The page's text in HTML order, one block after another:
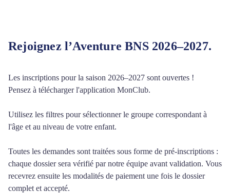
Rejoignez l’Aventure BNS 2026–2027.
Les inscriptions pour la saison 2026–2027 sont ouvertes !
Pensez à télécharger l'application MonClub.
Utilisez les filtres pour sélectionner le groupe correspondant à
l'âge et au niveau de votre enfant.
Toutes les demandes sont traitées sous forme de pré‑inscriptions :
chaque dossier sera vérifié par notre équipe avant validation. Vous
recevrez ensuite les modalités de paiement une fois le dossier
complet et accepté.